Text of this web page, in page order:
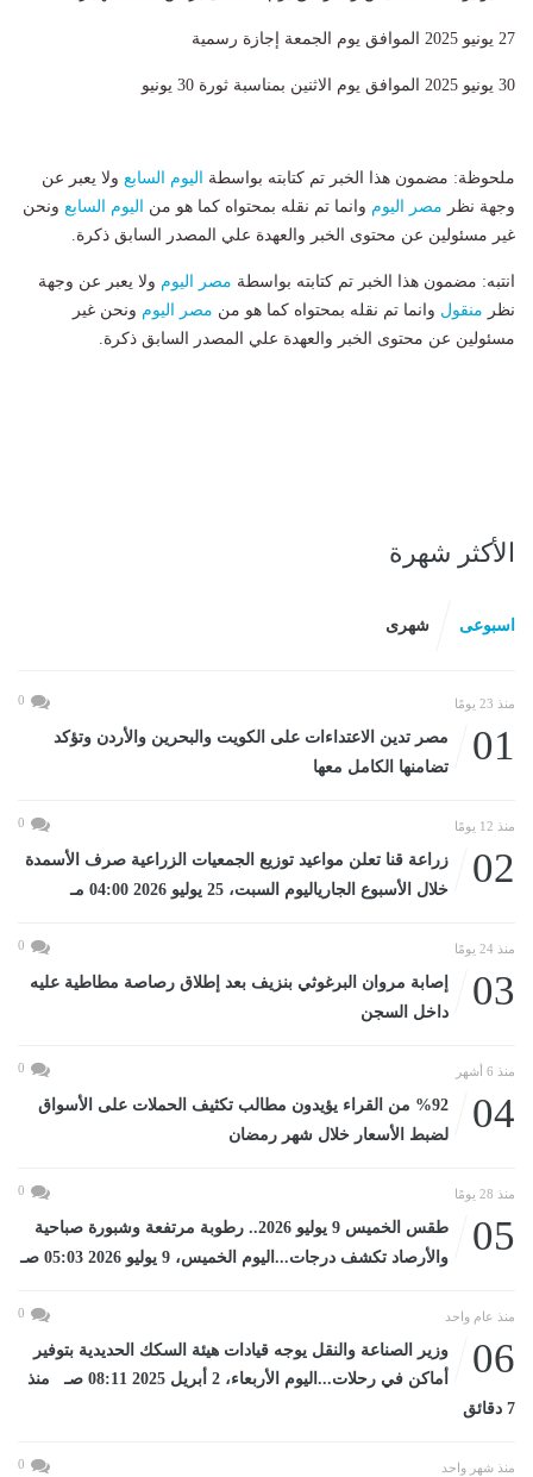
27 يونيو 2025 الموافق يوم الجمعة إجازة رسمية
30 يونيو 2025 الموافق يوم الاثنين بمناسبة ثورة 30 يونيو
ملحوظة: مضمون هذا الخبر تم كتابته بواسطة اليوم السابع ولا يعبر عن
وجهة نظر مصر اليوم وانما تم نقله بمحتواه كما هو من اليوم السابع ونحن
غير مسئولين عن محتوى الخبر والعهدة علي المصدر السابق ذكرة.
انتبه: مضمون هذا الخبر تم كتابته بواسطة مصر اليوم ولا يعبر عن وجهة
نظر منقول وانما تم نقله بمحتواه كما هو من مصر اليوم ونحن غير
مسئولين عن محتوى الخبر والعهدة علي المصدر السابق ذكرة.
الأكثر شهرة
اسبوعى شهرى
منذ 23 يومًا 0
01
مصر تدين الاعتداءات على الكويت والبحرين والأردن وتؤكد
تضامنها الكامل معها
منذ 12 يومًا 0
02
زراعة قنا تعلن مواعيد توزيع الجمعيات الزراعية صرف الأسمدة
خلال الأسبوع الجارياليوم السبت، 25 يوليو 2026 04:00 مـ
منذ 24 يومًا 0
03
إصابة مروان البرغوثي بنزيف بعد إطلاق رصاصة مطاطية عليه
داخل السجن
منذ 6 أشهر 0
04
%92 من القراء يؤيدون مطالب تكثيف الحملات على الأسواق
لضبط الأسعار خلال شهر رمضان
منذ 28 يومًا 0
05
طقس الخميس 9 يوليو 2026.. رطوبة مرتفعة وشبورة صباحية
والأرصاد تكشف درجات...اليوم الخميس، 9 يوليو 2026 05:03 صـ
منذ عام واحد 0
06
وزير الصناعة والنقل يوجه قيادات هيئة السكك الحديدية بتوفير
أماكن في رحلات...اليوم الأربعاء، 2 أبريل 2025 08:11 صـ منذ
7 دقائق
منذ شهر واحد 0